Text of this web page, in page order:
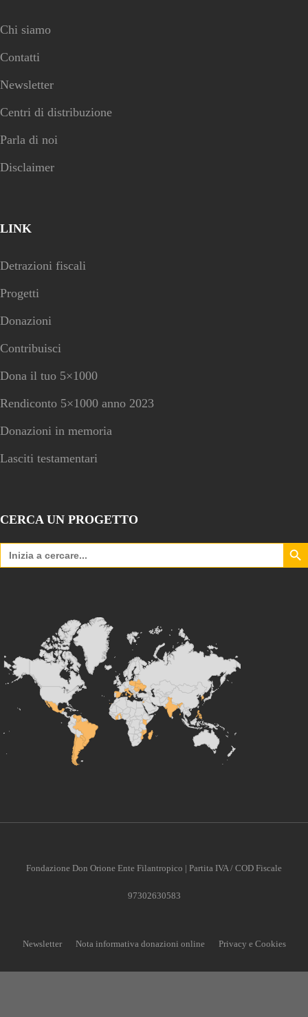
Chi siamo
Contatti
Newsletter
Centri di distribuzione
Parla di noi
Disclaimer
LINK
Detrazioni fiscali
Progetti
Donazioni
Contribuisci
Dona il tuo 5×1000
Rendiconto 5×1000 anno 2023
Donazioni in memoria
Lasciti testamentari
CERCA UN PROGETTO
Search
for:
Search
Fondazione Don Orione Ente Filantropico | Partita IVA / COD Fiscale
97302630583
Newsletter Nota informativa donazioni online Privacy e Cookies